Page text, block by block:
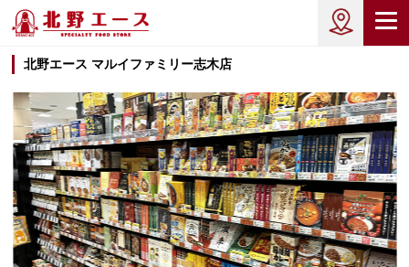
北野エース マルイファミリー志木店